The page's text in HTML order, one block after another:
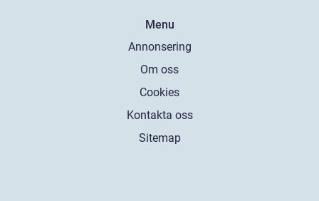
Menu
Annonsering
Om oss
Cookies
Kontakta oss
Sitemap